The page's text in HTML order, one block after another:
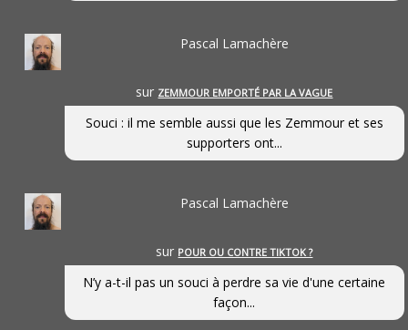
Pascal Lamachère
sur ZEMMOUR EMPORTÉ PAR LA VAGUE
Souci : il me semble aussi que les Zemmour et ses
supporters ont...
Pascal Lamachère
sur POUR OU CONTRE TIKTOK ?
N’y a-t-il pas un souci à perdre sa vie d'une certaine
façon...